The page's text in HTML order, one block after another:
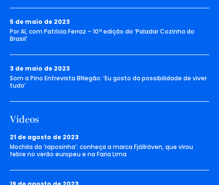
5 de maio de 2023
Por Aí, com Patrícia Ferraz – 10ª edição do ‘Paladar Cozinha do
Brasil’
3 de maio de 2023
Som a Pino Entrevista BNegão: ‘Eu gosto da possibilidade de viver
tudo’
Vídeos
21 de agosto de 2023
Mochila da ‘raposinha’: conheça a marca Fjällräven, que virou
febre no verão europeu e na Faria Lima